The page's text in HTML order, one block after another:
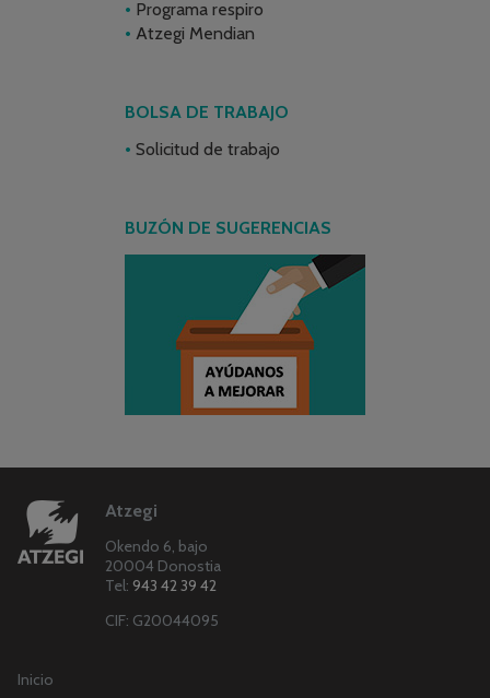
Programa respiro
Atzegi Mendian
BOLSA DE TRABAJO
Solicitud de trabajo
BUZÓN DE SUGERENCIAS
Atzegi
Okendo 6, bajo
20004 Donostia
Tel: 943 42 39 42
CIF: G20044095
Inicio